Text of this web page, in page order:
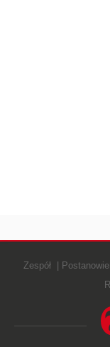
Zespół